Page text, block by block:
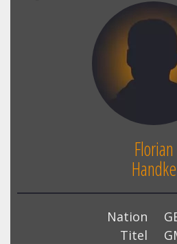
Florian
Handke
Nation
Titel